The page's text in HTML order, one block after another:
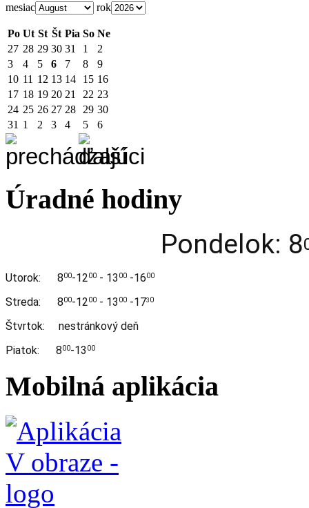
mesiac rok
Po Ut St Št Pia So Ne
27 28 29 30 31 1
2
3
4 5 6 7 8
9
10 11 12 13 14 15 16
17 18 19 20 21 22 23
24 25 26 27 28 29 30
31 1 2 3 4 5 6
Úradné hodiny
Pondelok: 8
Utorok: 800-1200 - 13 00 -1600
Streda: 800-1200 - 13 00 -173 0
Štvrtok: nestránkový deň
Piatok: 800-13 00
Mobilná aplikácia